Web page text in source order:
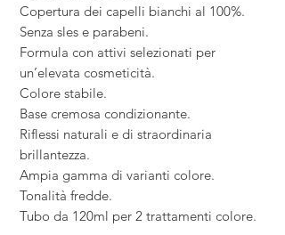
Copertura dei capelli bianchi al 100%.
Senza sles e parabeni.
Formula con attivi selezionati per
un’elevata cosmeticità.
Colore stabile.
Base cremosa condizionante.
Riflessi naturali e di straordinaria
brillantezza.
Ampia gamma di varianti colore.
Tonalità fredde.
Tubo da 120ml per 2 trattamenti colore.